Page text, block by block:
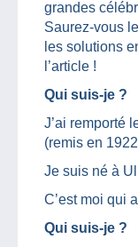
grandes
Saurez-vous
les solutions
l’article !
Qui suis-je ?
J’ai remporté
(remis en
Je suis né à
C’est moi qui
Qui suis-je ?